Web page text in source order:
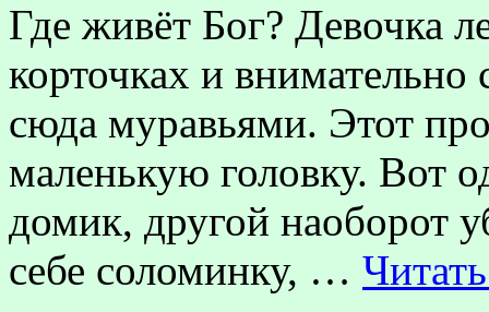
Где живёт Бог? Девочка
корточках и
сюда муравьями. Этот
маленькую головку. Вот
домик, другой наоборот
себе соломинку, …